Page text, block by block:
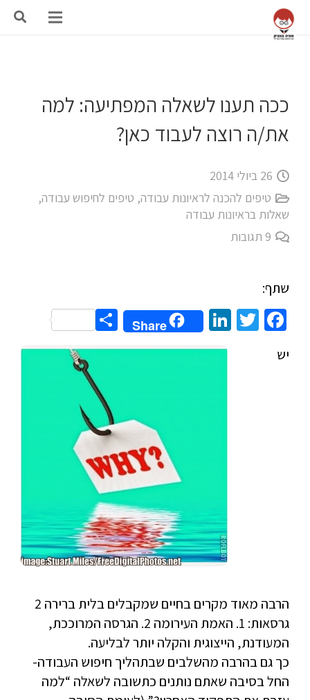
ככה תענו לשאלה המפתיעה: למה
את/ה רוצה לעבוד כאן?
26 ביולי 2014
טיפים להכנה לראיונות עבודה, טיפים לחיפוש עבודה,
שאלות בראיונות עבודה
9 תגובות
שתף:
Facebook
Twitter
LinkedIn
Share
Share
יש
הרבה מאוד מקרים בחיים שמקבלים בלית ברירה 2
גרסאות: 1. האמת העירומה 2. הגרסה המרוככת,
המעודנת, הייצוגית והקלה יותר לבליעה.
כך גם בהרבה מהשלבים שבתהליך חיפוש העבודה-
החל בסיבה שאתם נותנים כתשובה לשאלה “למה